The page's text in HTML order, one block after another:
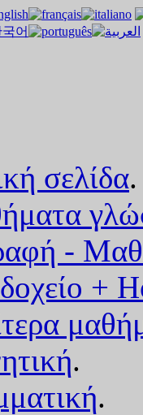
σελίδα.
-
+
.
.